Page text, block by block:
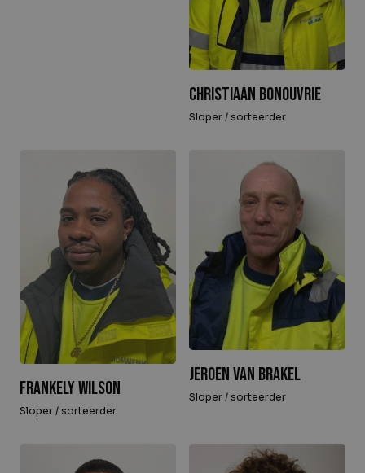
Christiaan Bonouvrie
Sloper / sorteerder
Frankely Wilson
Sloper / sorteerder
Jeroen van Brakel
Sloper / sorteerder